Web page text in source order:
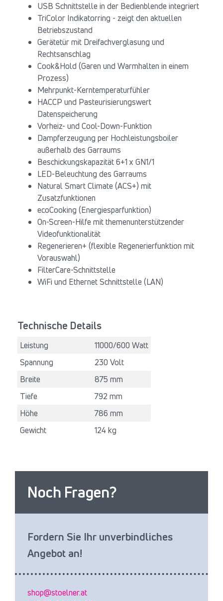
USB Schnittstelle in der Bedienblende integriert
TriColor Indikatorring - zeigt den aktuellen
Betriebszustand
Gerätetür mit Dreifachverglasung und
Rechtsanschlag
Cook&Hold (Garen und Warmhalten in einem
Prozess)
Mehrpunkt-Kerntemperaturfühler
HACCP und Pasteurisierungswert
Datenspeicherung
Vorheiz- und Cool-Down-Funktion
Dampferzeugung per Hochleistungsboiler
außerhalb des Garraums
Beschickungskapazität 6+1 x GN1/1
LED-Beleuchtung des Garraums
Natural Smart Climate (ACS+) mit
Zusatzfunktionen
ecoCooking (Energiesparfunktion)
On-Screen-Hilfe mit themenunterstützender
Videofunktionalität
Regenerieren+ (flexible Regenerierfunktion mit
Vorauswahl)
FilterCare-Schnittstelle
WiFi und Ethernet Schnittstelle (LAN)
Technische Details
Leistung
11000/600 Watt
Spannung
230 Volt
Breite
875 mm
Tiefe
792 mm
Höhe
786 mm
Gewicht
124 kg
Noch Fragen?
Fordern Sie Ihr unverbindliches
Angebot an!
shop@stoelner.at